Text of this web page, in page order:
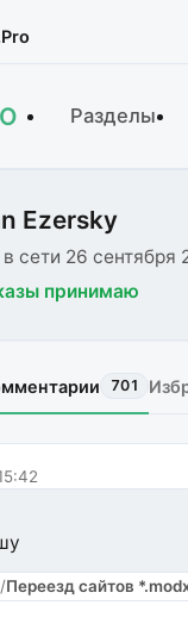
Разделы
Ezersky
сети 26 сентября
принимаю
701
/Переезд сайтов